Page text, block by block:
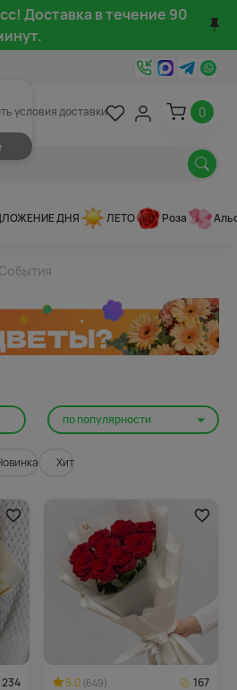
Доставка в течение 90
условия доставки 0
ДНЯ ЛЕТО Роза
по популярности
Хит
234
5.0 (649)
167